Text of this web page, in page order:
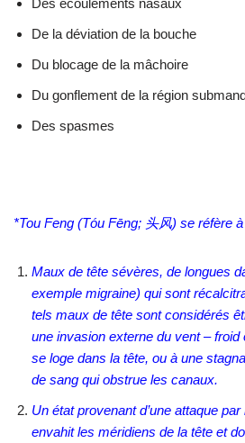
Des écoulements nasaux
De la déviation de la bouche
Du blocage de la mâchoire
Du gonflement de la région
Des spasmes
*Tou Feng (Tóu Fēng; 头风) se réfère
Maux de tête sévères, de longues
exemple migraine) qui sont
tels maux de tête sont considérés
une invasion externe du vent – froid
se loge dans la tête, ou à une
de sang qui obstrue les canaux.
Un état provenant d’une attaque
envahit les méridiens de la tête et